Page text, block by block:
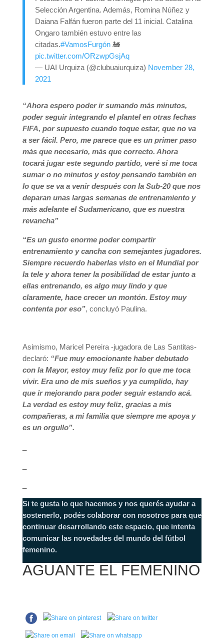
Selección Argentina. Además, Romina Núñez y
Daiana Falfán fueron parte del 11 inicial. Catalina
Ongaro también estuvo entre las
citadas.#VamosFurgón🚂
pic.twitter.com/ORzwpGsjAq
— UAI Urquiza (@clubuaiurquiza) November 28,
2021
“Ahora espero poder ir sumando más minutos,
poder seguir integrando el plantel en otras fechas
FIFA, por supuesto cuando toque estar, que no va
a ser fácil. Pero, me parece que es un primer paso
más que necesario, más que correcto. Ahora
tocará jugar este segundo partido, veré si me toca
sumar o no minutos y estoy pensando también en
lo que se va a venir después con la Sub-20 que nos
deparan unas largas semanas de entrenamiento y
más adelante el Sudamericano, que es nuestra
revancha”
“Es un gusto enorme poder compartir
entrenamiento y cancha con semejantes jugadores.
Siempre recuerdo haberlas visto en el Mundial por
la tele y ahora tener la posibilidad de estar junto a
ellas entrenando, es algo muy lindo y que
claramente, hace crecer un montón. Estoy muy
contenta por eso”, concluyó Paulina.
Asimismo, Maricel Pereira -jugadora de Las Santitas-
declaró: “Fue muy emocionante haber debutado
con la Mayor, estoy muy feliz por lo que me toca
vivir. Era uno de mis sueños y ya cumplido, hay
que ir mejorando para poder seguir estando acá.
La verdad es estoy muy feliz, gracias a mis
compañeras, a mi familia que siempre me apoya y
es un orgullo”.
Si te gusta lo que hacemos y nos querés ayudar a
sostenerlo, podés colaborar con nosotros para que
continuar desarrollando este espacio, que intenta
comunicar las novedades del mundo del fútbol
femenino.
AGUANTE EL FEMENINO